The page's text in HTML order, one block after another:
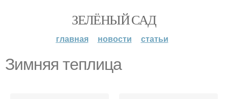
ЗЕЛЁНЫЙ САД
главная новости статьи
Зимняя теплица